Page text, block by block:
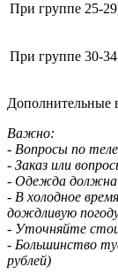
При группе 25-29
При группе 30-34
Дополнительные
Важно:
- Вопросы по
- Заказ или
- Одежда должна
- В холодное
дождливую
- Уточняйте
- Большинство
рублей)